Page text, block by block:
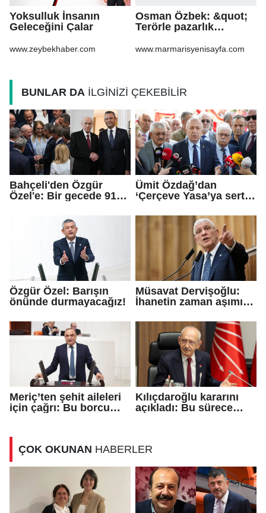
Yoksulluk İnsanın
Geleceğini Çalar
www.zeybekhaber.com
Osman Özbek: &quot;
Terörle pazarlık
www.marmarisyenisayfa.com
BUNLAR DA İLGİNİZİ ÇEKEBİLİR
Bahçeli'den Özgür
Özel'e: Bir gecede 91
Ümit Özdağ’dan
‘Çerçeve Yasa’ya sert
tasarımıdır!
Özgür Özel: Barışın
önünde durmayacağız!
Müsavat Dervişoğlu:
İhanetin zaman aşımı
yargılanacaksınız!
Meriç’ten şehit aileleri
için çağrı: Bu borcu
Kılıçdaroğlu kararını
açıkladı: Bu sürece
ÇOK OKUNAN HABERLER